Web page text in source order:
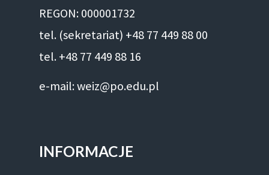
REGON: 000001732
tel. (sekretariat) +48 77 449 88 00
tel. +48 77 449 88 16
e-mail: weiz@po.edu.pl
INFORMACJE